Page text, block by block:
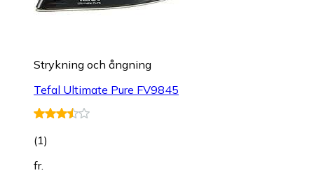
Strykning och ångning
Tefal Ultimate Pure FV9845
(1)
fr.